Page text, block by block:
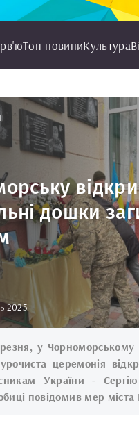
Топ-новиниКультура
дошки
2025
у Чорноморському
церемонія
України -
повідомив мер міста